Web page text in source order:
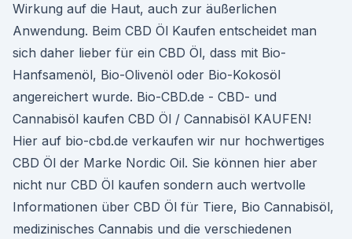
Wirkung auf die Haut, auch zur äußerlichen
Anwendung. Beim CBD Öl Kaufen entscheidet man
sich daher lieber für ein CBD Öl, dass mit Bio-
Hanfsamenöl, Bio-Olivenöl oder Bio-Kokosöl
angereichert wurde. Bio-CBD.de - CBD- und
Cannabisöl kaufen CBD Öl / Cannabisöl KAUFEN!
Hier auf bio-cbd.de verkaufen wir nur hochwertiges
CBD Öl der Marke Nordic Oil. Sie können hier aber
nicht nur CBD Öl kaufen sondern auch wertvolle
Informationen über CBD Öl für Tiere, Bio Cannabisöl,
medizinisches Cannabis und die verschiedenen